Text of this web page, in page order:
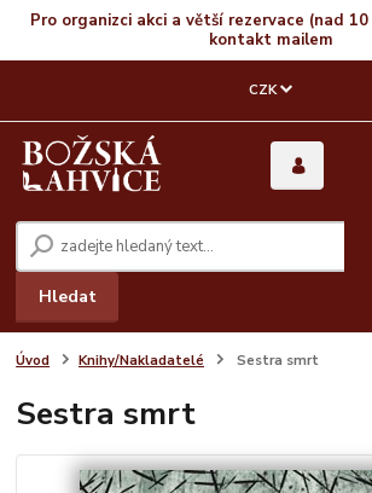
Pro organizci akci a větší rezervace (nad
kontakt mailem
CZK
Hledat
Úvod Knihy/Nakladatelé Sestra smrt
Sestra smrt